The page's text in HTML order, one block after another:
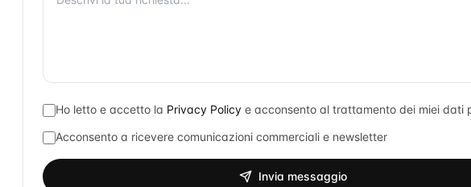
Ho letto e accetto la Privacy Policy e acconsento al trattamento dei miei dati
Acconsento a ricevere comunicazioni commerciali e newsletter
Invia messaggio